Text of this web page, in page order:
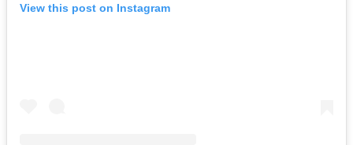
View this post on Instagram